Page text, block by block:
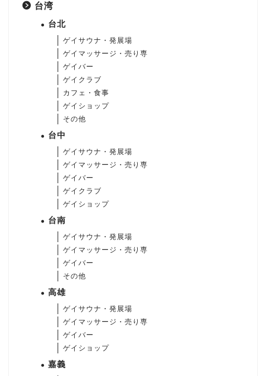
台湾
台北
ゲイサウナ・発展場
ゲイマッサージ・売り専
ゲイバー
ゲイクラブ
カフェ・食事
ゲイショップ
その他
台中
ゲイサウナ・発展場
ゲイマッサージ・売り専
ゲイバー
ゲイクラブ
ゲイショップ
台南
ゲイサウナ・発展場
ゲイマッサージ・売り専
ゲイバー
その他
高雄
ゲイサウナ・発展場
ゲイマッサージ・売り専
ゲイバー
ゲイショップ
嘉義